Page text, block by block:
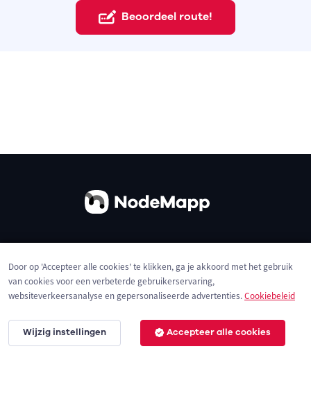
Beoordeel route!
Privacybeleid Cookies
Door op 'Accepteer alle cookies' te klikken, ga je akkoord met het gebruik
van cookies voor een verbeterde gebruikerservaring,
websiteverkeersanalyse en gepersonaliseerde advertenties.Cookiebeleid
Wijzig instellingen Accepteer alle cookies